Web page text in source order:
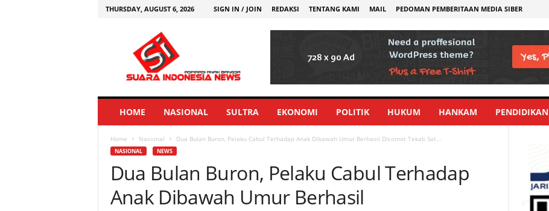
THURSDAY, AUGUST 6, 2026 SIGN IN / JOIN REDAKSI TENTANG KAMI MAIL PEDOMAN PEMBERITAAN MEDIA SIBER
HOME NASIONAL SULTRA EKONOMI POLITIK HUKUM HANKAM PENDIDIKAN
Home Nasional Dua Bulan Buron, Pelaku Cabul Terhadap Anak Dibawah Umur Berhasil Dicomot Tekab Sat...
NASIONAL NEWS
Dua Bulan Buron, Pelaku Cabul Terhadap
Anak Dibawah Umur Berhasil